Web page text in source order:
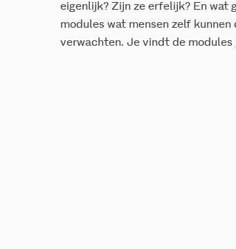
eigenlijk? Zijn ze erfelijk? En wat
modules wat mensen zelf
verwachten. Je vindt de modules